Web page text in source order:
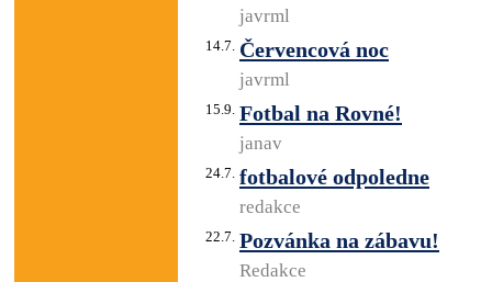
javrml
14.7. Červencová noc
javrml
15.9. Fotbal na Rovné!
janav
24.7. fotbalové odpoledne
redakce
22.7. Pozvánka na zábavu!
Redakce